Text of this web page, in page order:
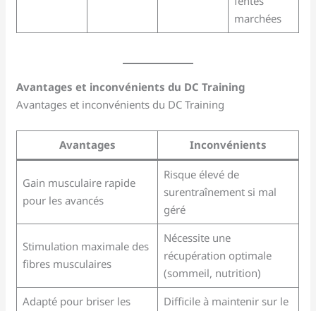
marchées
Avantages et inconvénients du DC Training
Avantages et inconvénients du DC Training
Avantages Inconvénients
Gain musculaire rapide
pour les avancés
Risque élevé de
surentraînement si mal
géré
Stimulation maximale des
fibres musculaires
Nécessite une
récupération optimale
(sommeil, nutrition)
Adapté pour briser les
Difficile à maintenir sur le